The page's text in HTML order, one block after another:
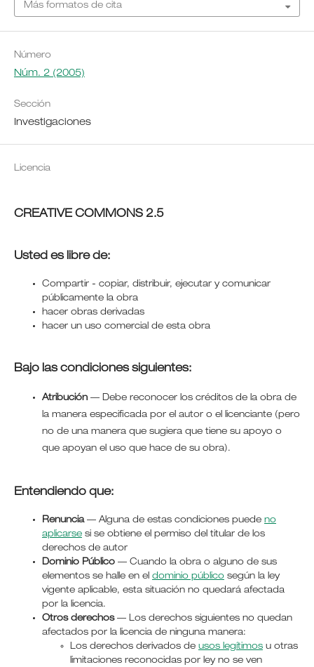
Más formatos de cita
Número
Núm. 2 (2005)
Sección
Investigaciones
Licencia
CREATIVE COMMONS 2.5
Usted es libre de:
Compartir - copiar, distribuir, ejecutar y comunicar
públicamente la obra
hacer obras derivadas
hacer un uso comercial de esta obra
Bajo las condiciones siguientes:
Atribución— Debe reconocer los créditos de la obra de
la manera especificada por el autor o el licenciante (pero
no de una manera que sugiera que tiene su apoyo o
que apoyan el uso que hace de su obra).
Entendiendo que:
Renuncia— Alguna de estas condiciones puede no
aplicarsesi se obtiene el permiso del titular de los
derechos de autor
Dominio Público— Cuando la obra o alguno de sus
elementos se halle en el dominio públicosegún la ley
vigente aplicable, esta situación no quedará afectada
por la licencia.
Otros derechos— Los derechos siguientes no quedan
afectados por la licencia de ninguna manera:
Los derechos derivados de usos legítimosu otras
limitaciones reconocidas por ley no se ven